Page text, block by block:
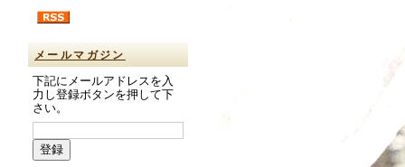
メールマガジン
下記にメールアドレスを入
力し登録ボタンを押して下
さい。